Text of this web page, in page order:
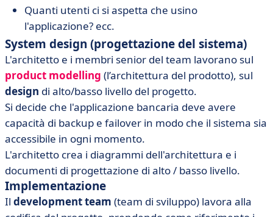
Quanti utenti ci si aspetta che usino
l'applicazione? ecc.
System design (progettazione del sistema)
L'architetto e i membri senior del team lavorano sul
product modelling (l’architettura del prodotto), sul
design di alto/basso livello del progetto.
Si decide che l'applicazione bancaria deve avere
capacità di backup e failover in modo che il sistema sia
accessibile in ogni momento.
L'architetto crea i diagrammi dell'architettura e i
documenti di progettazione di alto / basso livello.
Implementazione
Il development team (team di sviluppo) lavora alla